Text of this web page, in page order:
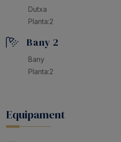
Dutxa
Planta:2
Bany 2
Bany
Planta:2
Equipament